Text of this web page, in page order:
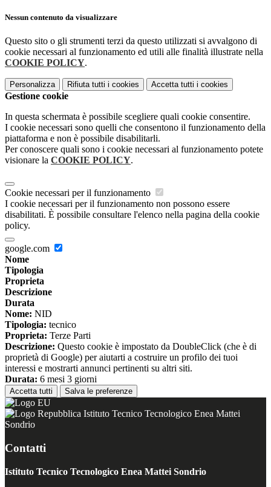
Nessun contenuto da visualizzare
Questo sito o gli strumenti terzi da questo utilizzati si avvalgono di
cookie necessari al funzionamento ed utili alle finalità illustrate nella
COOKIE POLICY.
Personalizza Rifiuta tutti i cookies Accetta tutti i cookies
Gestione cookie
In questa schermata è possibile scegliere quali cookie consentire.
I cookie necessari sono quelli che consentono il funzionamento della
piattaforma e non è possibile disabilitarli.
Per conoscere quali sono i cookie necessari al funzionamento potete
visionare la COOKIE POLICY.
Cookie necessari per il funzionamento
I cookie necessari per il funzionamento non possono essere
disabilitati. È possibile consultare l'elenco nella pagina della cookie
policy.
google.com
Nome
Tipologia
Proprieta
Descrizione
Durata
Nome: NID
Tipologia: tecnico
Proprieta: Terze Parti
Descrizione: Questo cookie è impostato da DoubleClick (che è di
proprietà di Google) per aiutarti a costruire un profilo dei tuoi
interessi e mostrarti annunci pertinenti su altri siti.
Durata: 6 mesi 3 giorni
Accetta tutti Salva le preferenze
Istituto Tecnico Tecnologico Enea Mattei
Sondrio
Contatti
Istituto Tecnico Tecnologico Enea Mattei Sondrio